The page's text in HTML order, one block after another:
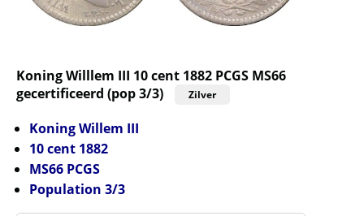
Koning Willlem III 10 cent 1882 PCGS MS66
gecertificeerd (pop 3/3)
Zilver
Koning Willem III
10 cent 1882
MS66 PCGS
Population 3/3